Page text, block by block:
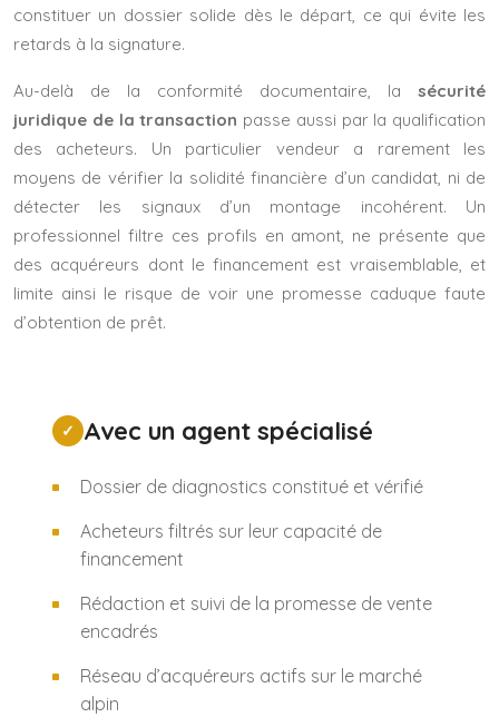
constituer un dossier solide dès le départ, ce qui évite les
retards à la signature.
Au-delà de la conformité documentaire, la sécurité
juridique de la transaction passe aussi par la qualification
des acheteurs. Un particulier vendeur a rarement les
moyens de vérifier la solidité financière d’un candidat, ni de
détecter les signaux d’un montage incohérent. Un
professionnel filtre ces profils en amont, ne présente que
des acquéreurs dont le financement est vraisemblable, et
limite ainsi le risque de voir une promesse caduque faute
d’obtention de prêt.
Avec un agent spécialisé
Dossier de diagnostics constitué et vérifié
Acheteurs filtrés sur leur capacité de
financement
Rédaction et suivi de la promesse de vente
encadrés
Réseau d’acquéreurs actifs sur le marché
alpin